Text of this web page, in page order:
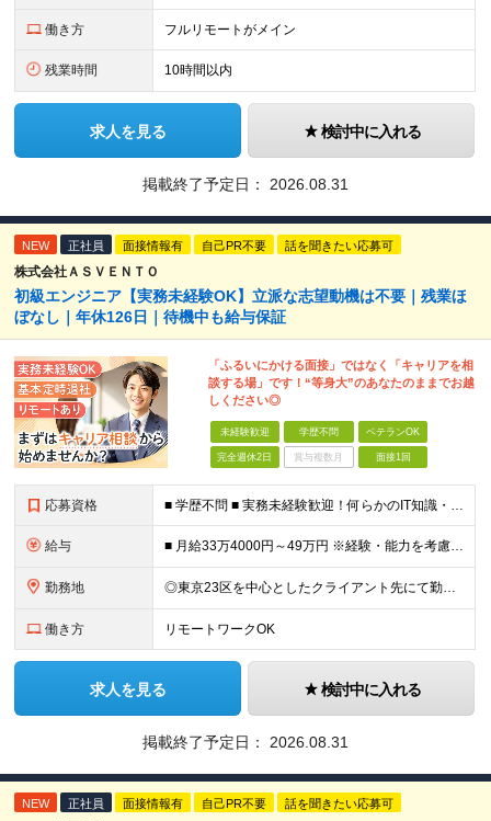
働き方 フルリモートがメイン
残業時間 10時間以内
求人を見る 検討中に入れる
掲載終了予定日： 2026.08.31
NEW 正社員 面接情報有 自己PR不要 話を聞きたい応募可
株式会社ＡＳＶＥＮＴＯ
初級エンジニア【実務未経験OK】立派な志望動機は不要｜残業ほ
ぼなし｜年休126日｜待機中も給与保証
「ふるいにかける面接」ではなく「キャリアを相
談する場」です！“等身大”のあなたのままでお越
しください◎
未経験歓迎 学歴不問 ベテランOK
完全週休2日 賞与複数月 面接1回
応募資格 ■ 学歴不問 ■ 実務未経験歓迎！何らかのIT知識・学習経験をお持ちの方 （独学、ITスクール卒業生、少しだけ実務経験がある等、経験の浅い方も大歓迎です！） ＼こんな方にピッタリの環境です／ ◎面接
給与 ■ 月給33万4000円～49万円 ※経験・能力を考慮して優遇します。 ※上記には固定残業代（月30時間分・6万3500円～9万3100円）を含みます。超過分は全額支給。 ※待機期間中全額給与を保証
勤務地 ◎東京23区を中心としたクライアント先にて勤務いただきます（転居を伴う転勤なし） ◎在宅勤務も活用できます ■ 本社 東京都江戸川区南葛西3-5-3-402 (変更の範囲)上記を除く当社関連勤務地
働き方 リモートワークOK
求人を見る 検討中に入れる
掲載終了予定日： 2026.08.31
NEW 正社員 面接情報有 自己PR不要 話を聞きたい応募可